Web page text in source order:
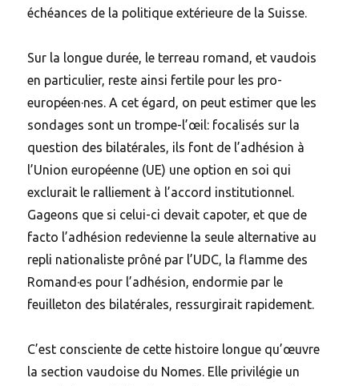
échéances de la politique extérieure de la Suisse.
Sur la longue durée, le terreau romand, et vaudois
en particulier, reste ainsi fertile pour les pro-
européen·nes. A cet égard, on peut estimer que les
sondages sont un trompe-l’œil: focalisés sur la
question des bilatérales, ils font de l’adhésion à
l’Union européenne (UE) une option en soi qui
exclurait le ralliement à l’accord institutionnel.
Gageons que si celui-ci devait capoter, et que de
facto l’adhésion redevienne la seule alternative au
repli nationaliste prôné par l’UDC, la flamme des
Romand·es pour l’adhésion, endormie par le
feuilleton des bilatérales, ressurgirait rapidement.
C’est consciente de cette histoire longue qu’œuvre
la section vaudoise du Nomes. Elle privilégie un